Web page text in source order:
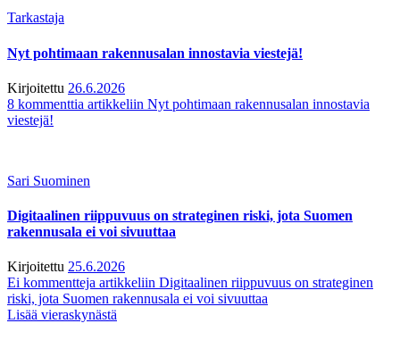
Tarkastaja
Nyt pohtimaan rakennusalan innostavia viestejä!
Kirjoitettu 26.6.2026
8 kommenttia artikkeliin Nyt pohtimaan rakennusalan innostavia
viestejä!
Sari Suominen
Digitaalinen riippuvuus on strateginen riski, jota Suomen
rakennusala ei voi sivuuttaa
Kirjoitettu 25.6.2026
Ei kommentteja artikkeliin Digitaalinen riippuvuus on strateginen
riski, jota Suomen rakennusala ei voi sivuuttaa
Lisää vieraskynästä